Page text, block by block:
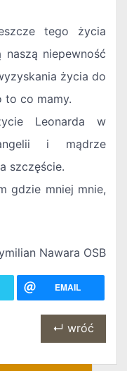
tego życia
niepewność
życia do
to co mamy.
Leonarda w
i mądrze
szczęście.
gdzie mniej mnie,
Nawara OSB
EMAIL
↵ wróć